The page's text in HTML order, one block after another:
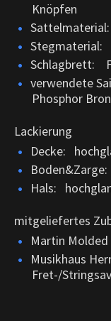
Knöpfen
Stegmaterial:
Schlagbrett:
verwendete
Phosphor
Lackierung
Decke:
Hals:
mitgeliefertes
Martin
Musikhaus
Fret-/